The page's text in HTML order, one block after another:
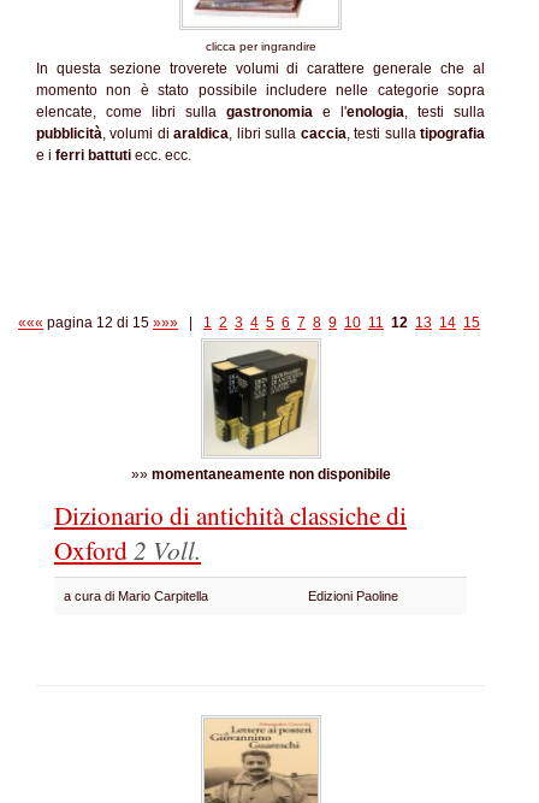
clicca per ingrandire
In questa sezione troverete volumi di carattere generale che al
momento non è stato possibile includere nelle categorie sopra
elencate, come libri sulla gastronomia e l'enologia, testi sulla
pubblicità, volumi diaraldica, libri sulla caccia, testi sullatipografia
e i ferri battuti ecc. ecc.
««« pagina 12 di 15 »»» 1 2 3 4 5 6 7 8 9 10 11 12 13 14 15
»» momentaneamente non disponibile
Dizionario di antichità classiche di
Oxford2 Voll.
a cura di Mario Carpitella Edizioni Paoline